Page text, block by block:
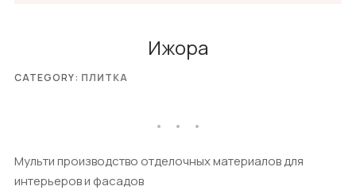
Ижора
Мульти производство отделочных материалов для
интерьеров и фасадов
CATEGORY: ПЛИТКА